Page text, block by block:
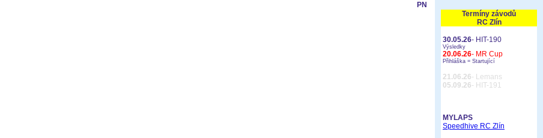
PN
Termíny závodů
RC Zlín
30.05.26- HIT-190
Výsledky
20.06.26- MR Cup
Přihláška = Startující
21.06.26- Lemans
05.09.26- HIT-191
MYLAPS
Speedhive RC Zlín